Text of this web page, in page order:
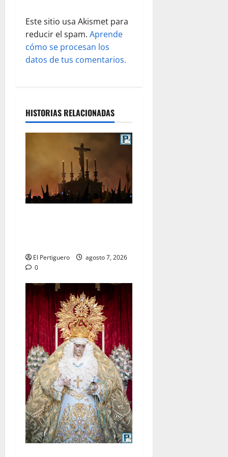
a
s
Este sitio usa Akismet para
reducir el spam. Aprende
cómo se procesan los
datos de tus comentarios.
HISTORIAS RELACIONADAS
El Pertiguero
agosto 7, 2026
0